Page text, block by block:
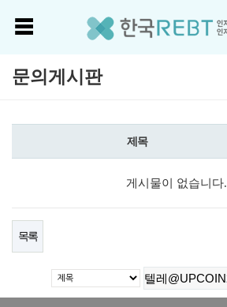
문의게시판
제목
게시물이 없습니다.
목록